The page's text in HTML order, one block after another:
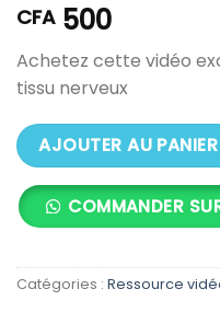
CFA 500
Achetez cette vidéo
tissu nerveux
AJOUTER AU PANIER
COMMANDER
Catégories : Ressource